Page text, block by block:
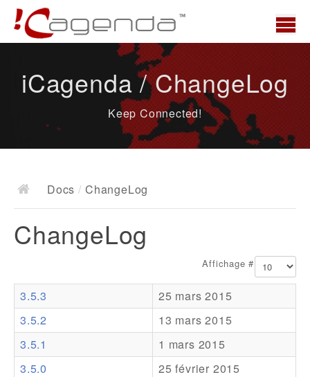
News
Docs
Documentation
Ressources
Addons
Theme Packs
iCagenda / ChangeLog
Keep Connected!
Docs / ChangeLog
ChangeLog
Affichage #
3.5.3
25 mars 2015
3.5.2
13 mars 2015
3.5.1
1 mars 2015
3.5.0
25 février 2015